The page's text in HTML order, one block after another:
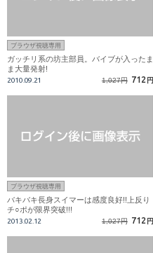
ブラウザ視聴専用
ガッチリ系の坊主部員。バイブが入ったま
ま大量発射!
2010.09.21 1,027円 712 円
ブラウザ視聴専用
バキバキ長身スイマーは感度良好!!上反り
チ○ポが限界突破!!!
2013.02.12 1,027円 712 円